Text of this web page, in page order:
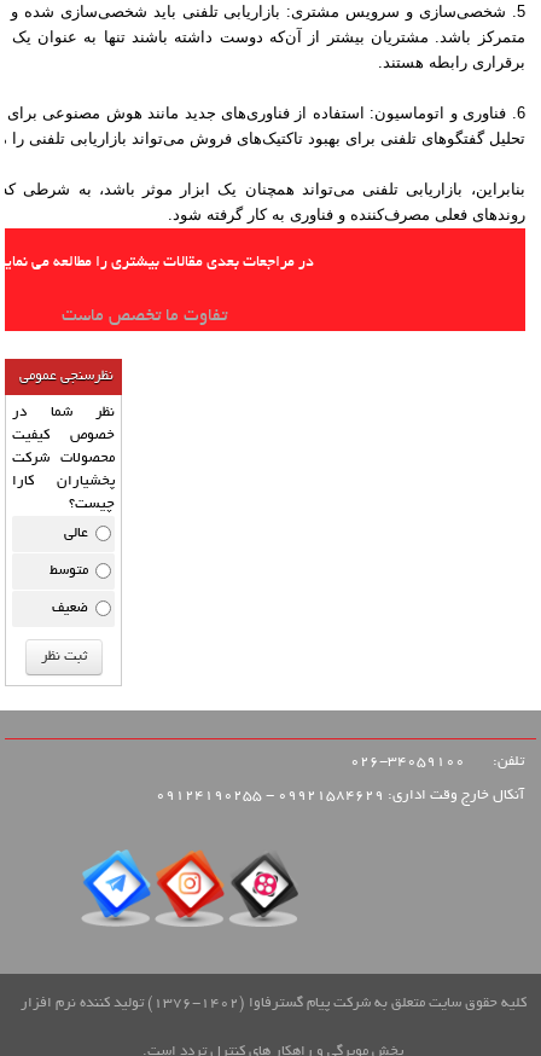
5. شخصی‌سازی و سرویس مشتری: بازاریابی تلفنی باید شخصی‌سازی شده و
متمرکز باشد. مشتریان بیشتر از آن‌که دوست داشته باشند تنها به عنوان یک
برقراری رابطه هستند.
6. فناوری و اتوماسیون: استفاده از فناوری‌های جدید مانند هوش مصنوعی
تحلیل گفتگوهای تلفنی برای بهبود تاکتیک‌های فروش می‌تواند بازاریابی تلفنی را
بنابراین، بازاریابی تلفنی می‌تواند همچنان یک ابزار موثر باشد، به شرطی
روندهای فعلی مصرف‌کننده و فناوری به کار گرفته شود.
در مراجعات بعدی مقالات بیشتری را مطالعه می
تفاوت ما تخصص ماست
نظرسنجی عمومی
نظر شما در
خصوص کیفیت
محصولات شرکت
پخشیاران کارا
چیست؟
عالی
متوسط
ضعیف
تلفن:
آنکال خارج وقت اداری: 09921584629 - 09124190255
کلیه حقوق سایت متعلق به شرکت پیام گسترفاوا (1402-1376) تولید کننده نرم افزار
پخش مویرگی و راهکار های کنترل تردد است.